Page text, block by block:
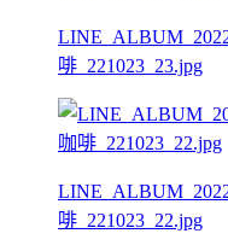
啡_221023_23.jpg
啡_221023_22.jpg